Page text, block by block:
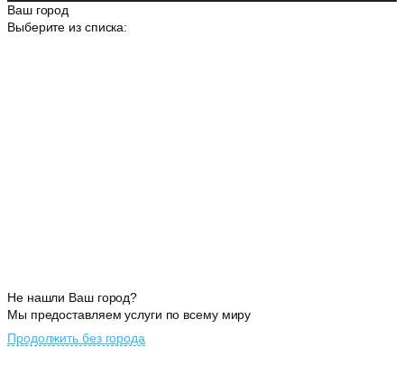
Ваш город
Выберите из списка:
Не нашли Ваш город?
Мы предоставляем услуги по всему миру
Продолжить без города